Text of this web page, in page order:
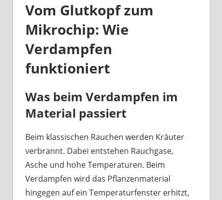
Vom Glutkopf zum
Mikrochip: Wie
Verdampfen
funktioniert
Was beim Verdampfen im
Material passiert
Beim klassischen Rauchen werden Kräuter
verbrannt. Dabei entstehen Rauchgase,
Asche und hohe Temperaturen. Beim
Verdampfen wird das Pflanzenmaterial
hingegen auf ein Temperaturfenster erhitzt,